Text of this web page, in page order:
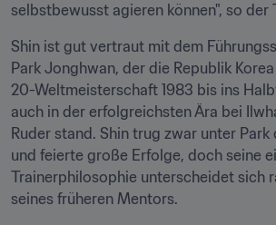
selbstbewusst agieren können", so der
Shin ist gut vertraut mit dem
Park Jonghwan, der die Republik
20-Weltmeisterschaft 1983 bis ins
auch in der erfolgreichsten Ära bei
Ruder stand. Shin trug zwar unter
und feierte große Erfolge, doch seine
Trainerphilosophie unterscheidet sich
seines früheren Mentors.